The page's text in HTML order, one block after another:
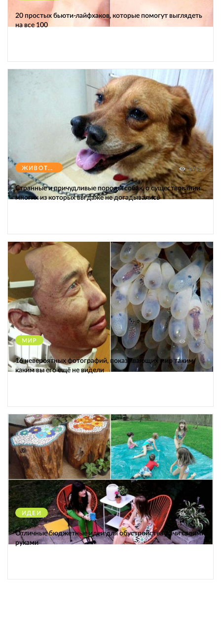
20 простых бьюти-лайфхаков, которые помогут выглядеть
на все 100
ЖИВОТНЫЕ 47551
Странные и причудливые породы собак, о существовании
многих из которых вы даже не догадывались
МИР 12473
16 невероятных фотографий, показывающих мир таким,
каким вы его ещё не видели
ИДЕИ 38546
Отличные бюджетные идеи для обустройства дачи своими
руками